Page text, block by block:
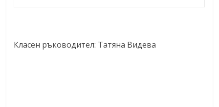
Класен ръководител: Татяна Видева